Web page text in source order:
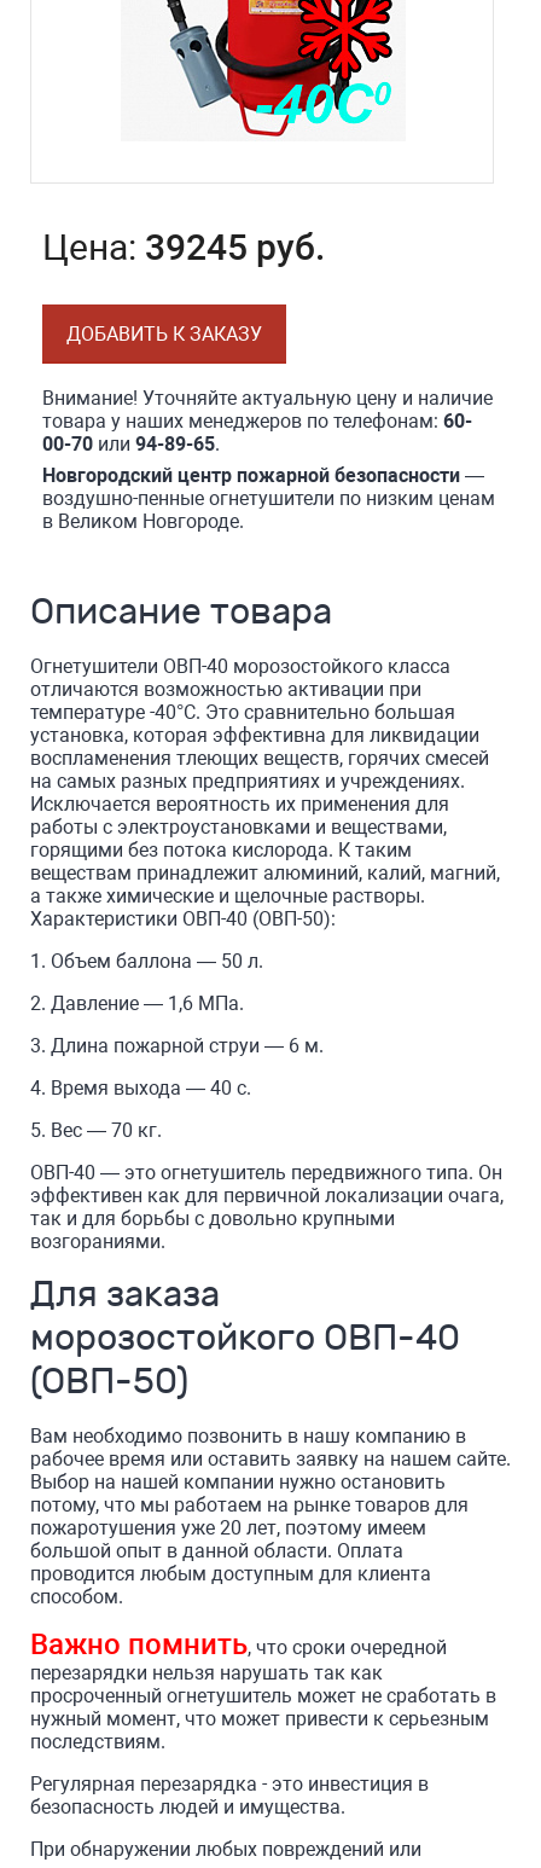
Цена: 39245 руб.
ДОБАВИТЬ К ЗАКАЗУ
Внимание! Уточняйте актуальную цену и наличие
товара у наших менеджеров по телефонам: 60-
00-70 или 94-89-65.
Новгородский центр пожарной безопасности —
воздушно-пенные огнетушители по низким ценам
в Великом Новгороде.
Описание товара
Огнетушители ОВП-40 морозостойкого класса
отличаются возможностью активации при
температуре -40°C. Это сравнительно большая
установка, которая эффективна для ликвидации
воспламенения тлеющих веществ, горячих смесей
на самых разных предприятиях и учреждениях.
Исключается вероятность их применения для
работы с электроустановками и веществами,
горящими без потока кислорода. К таким
веществам принадлежит алюминий, калий, магний,
а также химические и щелочные растворы.
Характеристики ОВП-40 (ОВП-50):
1. Объем баллона — 50 л.
2. Давление — 1,6 МПа.
3. Длина пожарной струи — 6 м.
4. Время выхода — 40 с.
5. Вес — 70 кг.
ОВП-40 — это огнетушитель передвижного типа. Он
эффективен как для первичной локализации очага,
так и для борьбы с довольно крупными
возгораниями.
Для заказа
морозостойкого ОВП-40
(ОВП-50)
Вам необходимо позвонить в нашу компанию в
рабочее время или оставить заявку на нашем сайте.
Выбор на нашей компании нужно остановить
потому, что мы работаем на рынке товаров для
пожаротушения уже 20 лет, поэтому имеем
большой опыт в данной области. Оплата
проводится любым доступным для клиента
способом.
Важно помнить, что сроки очередной
перезарядки нельзя нарушать так как
просроченный огнетушитель может не сработать в
нужный момент, что может привести к серьезным
последствиям.
Регулярная перезарядка - это инвестиция в
безопасность людей и имущества.
При обнаружении любых повреждений или